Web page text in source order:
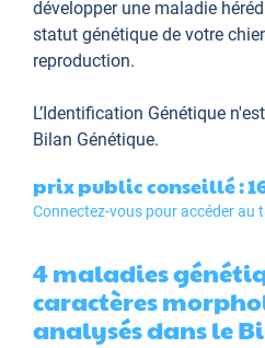
développer une maladie
statut génétique de votre
reproduction.
L’Identification Génétique
Bilan Génétique.
prix public conseillé :
Connectez-vous pour accéder au
4 maladies
caractères
analysés dans le